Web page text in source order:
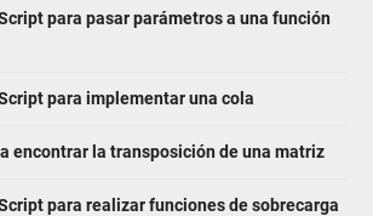
para pasar parámetros a una función
para implementar una cola
encontrar la transposición de una matriz
para realizar funciones de sobrecarga